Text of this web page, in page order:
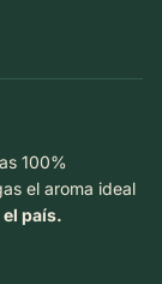
100%
el aroma ideal
país.